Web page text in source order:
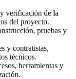
verificación de la
del proyecto.
pruebas y
y contratistas,
técnicos.
herramientas y